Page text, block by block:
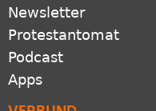
Newsletter
Protestantomat
Podcast
Apps